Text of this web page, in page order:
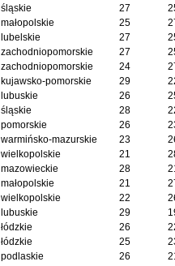
śląskie 27
małopolskie 25
lubelskie 27
zachodniopomorskie 27
zachodniopomorskie 24
kujawsko-pomorskie 29
lubuskie 26
śląskie 28
pomorskie 26
warmińsko-mazurskie 23
wielkopolskie 21
mazowieckie 28
małopolskie 21
wielkopolskie 22
lubuskie 29
łódzkie 26
łódzkie 25
podlaskie 26